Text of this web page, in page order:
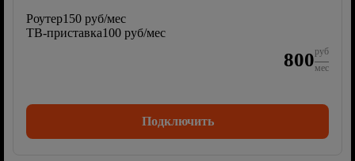
Роутер150 руб/мес
ТВ-приставка100 руб/мес
800руб
мес
Подключить